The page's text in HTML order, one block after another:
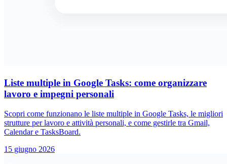
Liste multiple in Google Tasks: come organizzare
lavoro e impegni personali
Scopri come funzionano le liste multiple in Google Tasks, le migliori
strutture per lavoro e attività personali, e come gestirle tra Gmail,
Calendar e TasksBoard.
15 giugno 2026